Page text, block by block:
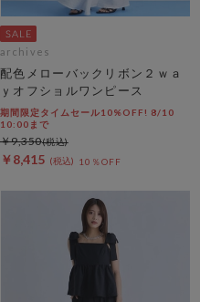
archives
配色メローバックリボン２ｗａ
ｙオフショルワンピース
期間限定タイムセール10%OFF! 8/10
10:00まで
￥8,415 10％OFF
￥9,350